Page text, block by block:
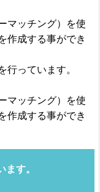
マッチング）を使
作成する事ができ
っています。
マッチング）を使
作成する事ができ
す。